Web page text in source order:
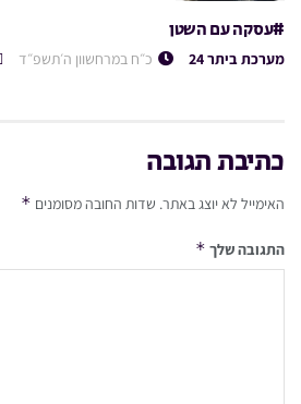
#עסקה עם השטן
מערכת ביתר 24 כ״ח במרחשוון ה׳תשפ״ד
כתיבת תגובה
האימייל לא יוצג באתר. שדות החובה מסומנים *
התגובה שלך *